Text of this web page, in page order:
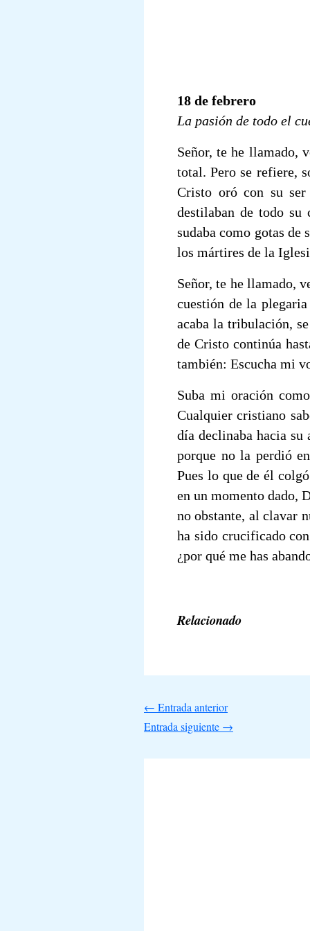
18 de febrero
La pasión de todo el
Señor, te he llamado,
total. Pero se refiere,
Cristo oró con su ser
destilaban de todo su
sudaba como gotas de
los mártires de la
Señor, te he llamado,
cuestión de la
acaba la tribulación,
de Cristo continúa
también: Escucha mi
Suba mi oración
Cualquier cristiano
día declinaba hacia su
porque no la perdió
Pues lo que de él
en un momento dado,
no obstante, al clavar
ha sido crucificado
¿por qué me has
Relacionado
← Entrada anterior
Entrada siguiente →